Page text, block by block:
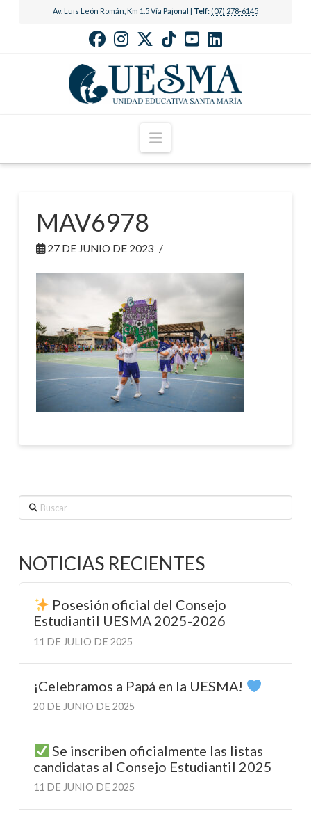
Av. Luis León Román, Km 1.5 Vía Pajonal | Telf: (07) 278-6145
Navigation
MAV6978
27 DE JUNIO DE 2023
Buscar
NOTICIAS RECIENTES
Posesión oficial del Consejo
Estudiantil UESMA 2025-2026
11 DE JULIO DE 2025
¡Celebramos a Papá en la UESMA!
20 DE JUNIO DE 2025
Se inscriben oficialmente las listas
candidatas al Consejo Estudiantil 2025
11 DE JUNIO DE 2025